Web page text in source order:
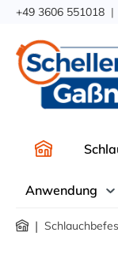
Zur
+49 3606 551018 |
Anwendung
|